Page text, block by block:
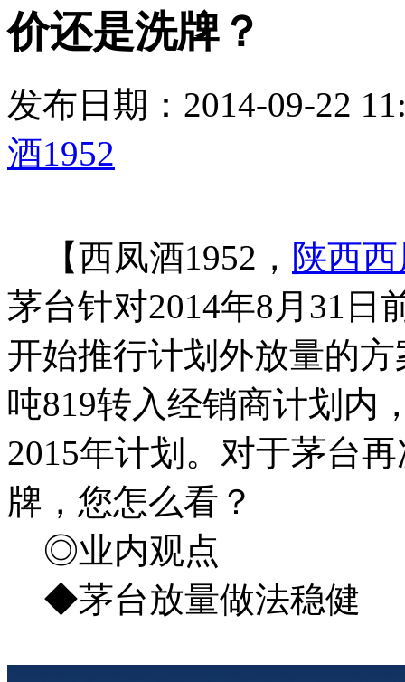
价还是洗牌？
发布日期：2014-09-22
酒1952
【西凤酒1952， 陕西
茅台针对2014年8月31日
开始推行计划外放量的
吨819转入经销商计划内
2015年计划。对于茅台
牌，您怎么看？
◎业内观点
◆茅台放量做法稳健